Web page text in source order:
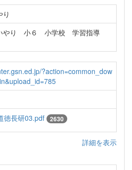
り
やり 小６ 小学校 学習指導
?action=common_dow
徳長研03.pdf 2630
詳細を表示